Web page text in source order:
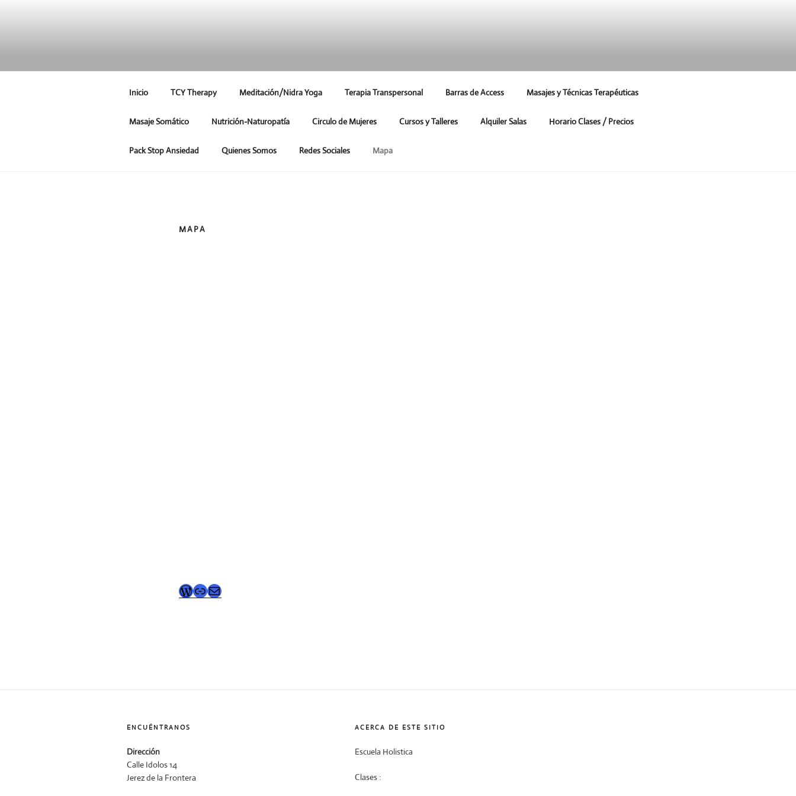
Inicio TCY Therapy Meditación/Nidra Yoga Terapia Transpersonal Barras de Access Masajes y Técnicas Terapéuticas
Masaje Somático Nutrición-Naturopatía Circulo de Mujeres Cursos y Talleres Alquiler Salas Horario Clases / Precios
Pack Stop Ansiedad Quienes Somos Redes Sociales Mapa
MAPA
ENCUÉNTRANOS
Dirección
Calle Idolos 14
Jerez de la Frontera
ACERCA DE ESTE SITIO
Escuela Holistica
Clases :